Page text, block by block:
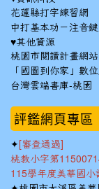
花蓮縣打字練習網
中打基本功－注音
♥其他資源
桃園市閱讀計畫網站
「國圖到你家」數
台灣雲端書庫-桃園
::: 評鑑網頁專區
✦ [審查通過]
桃教小字第
115學年度美華國小